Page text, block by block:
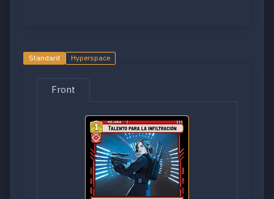
Standard Hyperspace
Front